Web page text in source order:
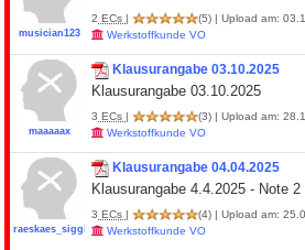
musician123
2 ECs | (5) | Upload am:
Werkstoffkunde VO
maaaaax
Klausurangabe 03.10.2025
Klausurangabe 03.10.2025
3 ECs | (3) | Upload am:
Werkstoffkunde VO
raeskaes_siggi
Klausurangabe 04.04.2025
Klausurangabe 4.4.2025 - Note 2
3 ECs | (4) | Upload am:
Werkstoffkunde VO